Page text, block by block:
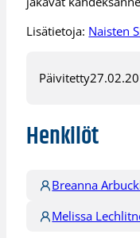
Lisätietoja: Naisten
Päivitetty
Henkilöt
Breanna
Melissa